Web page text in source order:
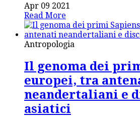
Apr 09 2021
Read More
Antropologia
Il genoma dei
europei, tra
neandertaliani e
asiatici